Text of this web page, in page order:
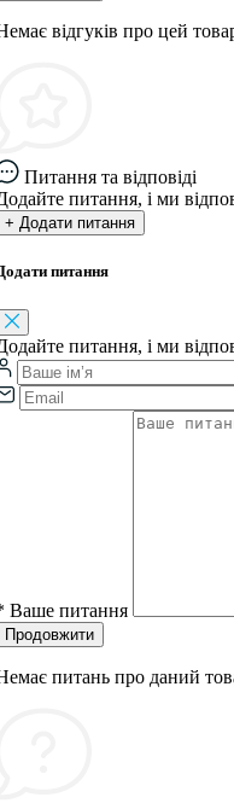
відгуків про цей
Питання та відповіді
питання, і ми
+ Додати питання
питання
питання, і ми
Ваше питання
Продовжити
питань про даний